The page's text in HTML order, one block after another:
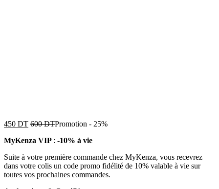
450 DT 600DTPromotion - 25%
MyKenza VIP : -10% à vie
Suite à votre première commande chez MyKenza, vous recevrez
dans votre colis un code promo fidélité de 10% valable à vie sur
toutes vos prochaines commandes.